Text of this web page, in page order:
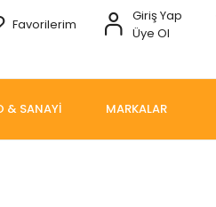
Favorilerim
Giriş Yap
Üye Ol
& SANAYİ MARKALAR